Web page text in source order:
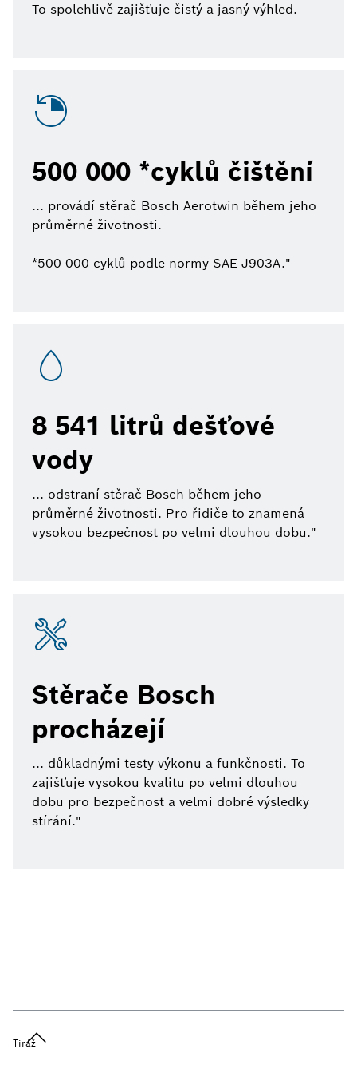
To spolehlivě zajišťuje čistý a jasný výhled.
500 000 *cyklů čištění
... provádí stěrač Bosch Aerotwin během jeho
průměrné životnosti.
*500 000 cyklů podle normy SAE J903A."
8 541 litrů dešťové
vody
... odstraní stěrač Bosch během jeho
průměrné životnosti. Pro řidiče to znamená
vysokou bezpečnost po velmi dlouhou dobu."
Stěrače Bosch
procházejí
... důkladnými testy výkonu a funkčnosti. To
zajišťuje vysokou kvalitu po velmi dlouhou
dobu pro bezpečnost a velmi dobré výsledky
stírání."
Tiráž